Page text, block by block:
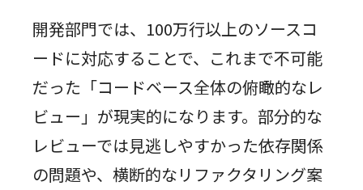
開発部門では、100万行以上のソースコ
ードに対応することで、これまで不可能
だった「コードベース全体の俯瞰的なレ
ビュー」が現実的になります。部分的な
レビューでは見逃しやすかった依存関係
の問題や、横断的なリファクタリング案